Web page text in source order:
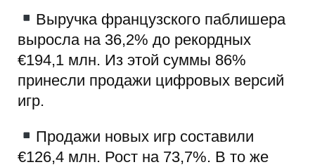
Выручка французского паблишера
выросла на 36,2% до рекордных
€194,1 млн. Из этой суммы 86%
принесли продажи цифровых версий
игр.
Продажи новых игр составили
€126,4 млн. Рост на 73,7%. В то же